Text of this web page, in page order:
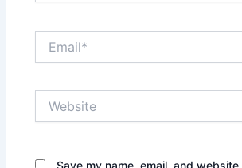
Save my name, email, and